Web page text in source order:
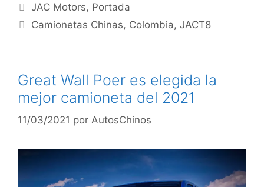
JAC Motors, Portada
Camionetas Chinas, Colombia,JACT8
Great Wall Poer es elegida la
mejor camioneta del 2021
11/03/2021 por AutosChinos